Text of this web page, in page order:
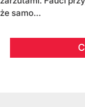
że samo...